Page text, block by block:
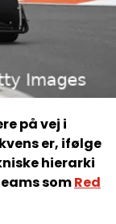
på vej i
er, ifølge
hierarki
somRed